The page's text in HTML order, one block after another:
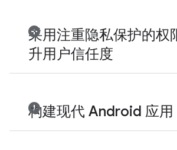
采用注重隐私保护的权
升用户信任度
构建现代 Android 应